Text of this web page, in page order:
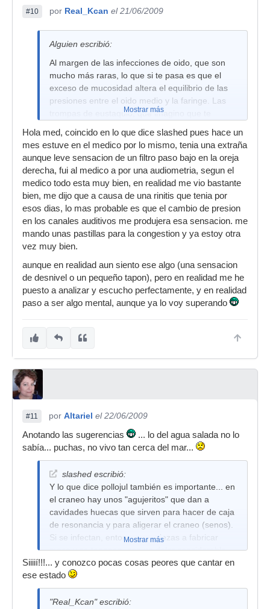
#10 por Real_Kcan el 21/06/2009
Alguien escribió:
Al margen de las infecciones de oido, que son
mucho más raras, lo que si te pasa es que el
exceso de mucosidad altera el equilibrio de las
presiones entre el oido medio y la faringe. Las
trompas de eustaquio, que imagino que te
presiones entre ambos. Si las taponas con
moco, se altera todo, y como dice pollojul,
escuchas todo con un filtro de EQ. Se que eres
autonomo, pero tomate unos dias de descanso
jejeje
Mostrar más
Hola med, coincido en lo que dice slashed pues hace un
mes estuve en el medico por lo mismo, tenia una extraña
aunque leve sensacion de un filtro paso bajo en la oreja
derecha, fui al medico a por una audiometria, segun el
medico todo esta muy bien, en realidad me vio bastante
bien, me dijo que a causa de una rinitis que tenia por
esos dias, lo mas probable es que el cambio de presion
en los canales auditivos me produjera esa sensacion. me
mando unas pastillas para la congestion y ya estoy otra
vez muy bien.
aunque en realidad aun siento ese algo (una sensacion
de desnivel o un pequeño tapon), pero en realidad me he
puesto a analizar y escucho perfectamente, y en realidad
paso a ser algo mental, aunque ya lo voy superando
#11 por Altariel el 22/06/2009
Anotando las sugerencias
... lo del agua salada no lo
sabía... puchas, no vivo tan cerca del mar...
slashed escribió:
Y lo que dice pollojul también es importante... en
el craneo hay unos "agujeritos" que dan a
cavidades huecas que sirven para hacer de caja
de resonancia y para aligerar el craneo (senos).
Si se infectan, entonces empiezas a fabricar
moco y se taponan, con un dolor considerable,
por lo que es importante sonarse los mocos.
Mostrar más
Siiiií!!!... y conozco pocas cosas peores que cantar en
ese estado
"Real_Kcan" escribió: